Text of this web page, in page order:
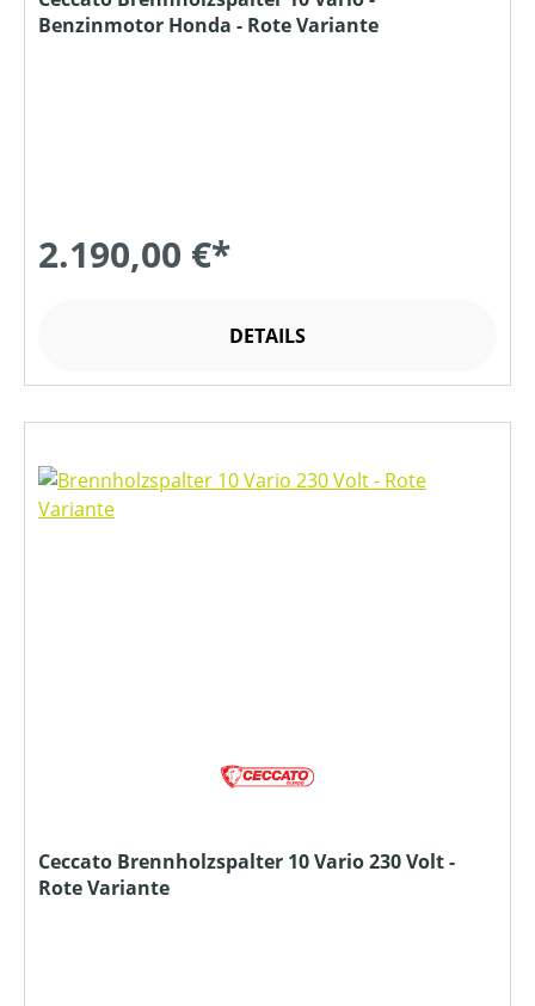
Benzinmotor Honda - Rote Variante
2.190,00 €*
DETAILS
Ceccato Brennholzspalter 10 Vario 230 Volt -
Rote Variante